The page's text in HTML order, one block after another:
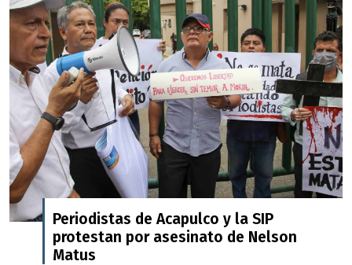
Periodistas de Acapulco y la SIP
protestan por asesinato de Nelson
Matus